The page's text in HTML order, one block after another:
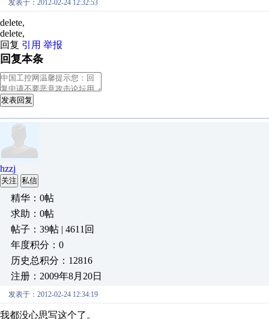
发表于：2012-02-24 12:32:53
delete,
delete,
回复 引用 举报
回复本条
发表回复
hzzj
关注 私信
精华：0帖
求助：0帖
帖子：39帖 | 4611回
年度积分：0
历史总积分：12816
注册：2009年8月20日
发表于：2012-02-24 12:34:19
我都没心思写这个了。